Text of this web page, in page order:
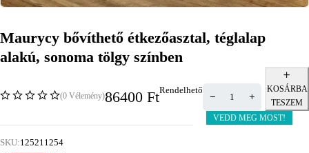
Maurycy bővíthető étkezőasztal, téglalap
alakú, sonoma tölgy színben
(0 Vélemény)86400 FtRendelhető
KOSÁRBA
TESZEM
VEDD MEG MOST!
SKU:125211254